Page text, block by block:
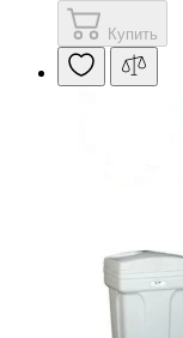
Купить